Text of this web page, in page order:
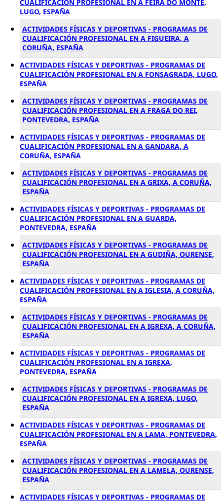
CUALIFICACIÓN PROFESIONAL EN A FEIRA DO MONTE,
LUGO, ESPAÑA
ACTIVIDADES FÍSICAS Y DEPORTIVAS - PROGRAMAS DE
CUALIFICACIÓN PROFESIONAL EN A FIGUEIRA, A
CORUÑA, ESPAÑA
ACTIVIDADES FÍSICAS Y DEPORTIVAS - PROGRAMAS DE
CUALIFICACIÓN PROFESIONAL EN A FONSAGRADA, LUGO,
ESPAÑA
ACTIVIDADES FÍSICAS Y DEPORTIVAS - PROGRAMAS DE
CUALIFICACIÓN PROFESIONAL EN A FRAGA DO REI,
PONTEVEDRA, ESPAÑA
ACTIVIDADES FÍSICAS Y DEPORTIVAS - PROGRAMAS DE
CUALIFICACIÓN PROFESIONAL EN A GANDARA, A
CORUÑA, ESPAÑA
ACTIVIDADES FÍSICAS Y DEPORTIVAS - PROGRAMAS DE
CUALIFICACIÓN PROFESIONAL EN A GRIXA, A CORUÑA,
ESPAÑA
ACTIVIDADES FÍSICAS Y DEPORTIVAS - PROGRAMAS DE
CUALIFICACIÓN PROFESIONAL EN A GUARDA,
PONTEVEDRA, ESPAÑA
ACTIVIDADES FÍSICAS Y DEPORTIVAS - PROGRAMAS DE
CUALIFICACIÓN PROFESIONAL EN A GUDIÑA, OURENSE,
ESPAÑA
ACTIVIDADES FÍSICAS Y DEPORTIVAS - PROGRAMAS DE
CUALIFICACIÓN PROFESIONAL EN A IGLESIA, A CORUÑA,
ESPAÑA
ACTIVIDADES FÍSICAS Y DEPORTIVAS - PROGRAMAS DE
CUALIFICACIÓN PROFESIONAL EN A IGREXA, A CORUÑA,
ESPAÑA
ACTIVIDADES FÍSICAS Y DEPORTIVAS - PROGRAMAS DE
CUALIFICACIÓN PROFESIONAL EN A IGREXA,
PONTEVEDRA, ESPAÑA
ACTIVIDADES FÍSICAS Y DEPORTIVAS - PROGRAMAS DE
CUALIFICACIÓN PROFESIONAL EN A IGREXA, LUGO,
ESPAÑA
ACTIVIDADES FÍSICAS Y DEPORTIVAS - PROGRAMAS DE
CUALIFICACIÓN PROFESIONAL EN A LAMA, PONTEVEDRA,
ESPAÑA
ACTIVIDADES FÍSICAS Y DEPORTIVAS - PROGRAMAS DE
CUALIFICACIÓN PROFESIONAL EN A LAMELA, OURENSE,
ESPAÑA
ACTIVIDADES FÍSICAS Y DEPORTIVAS - PROGRAMAS DE